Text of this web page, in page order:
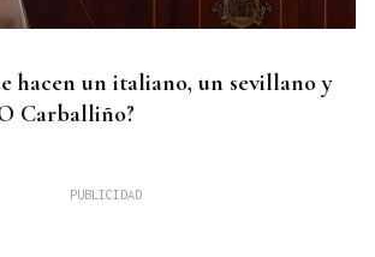
hacen un italiano, un sevillano y
Carballiño?